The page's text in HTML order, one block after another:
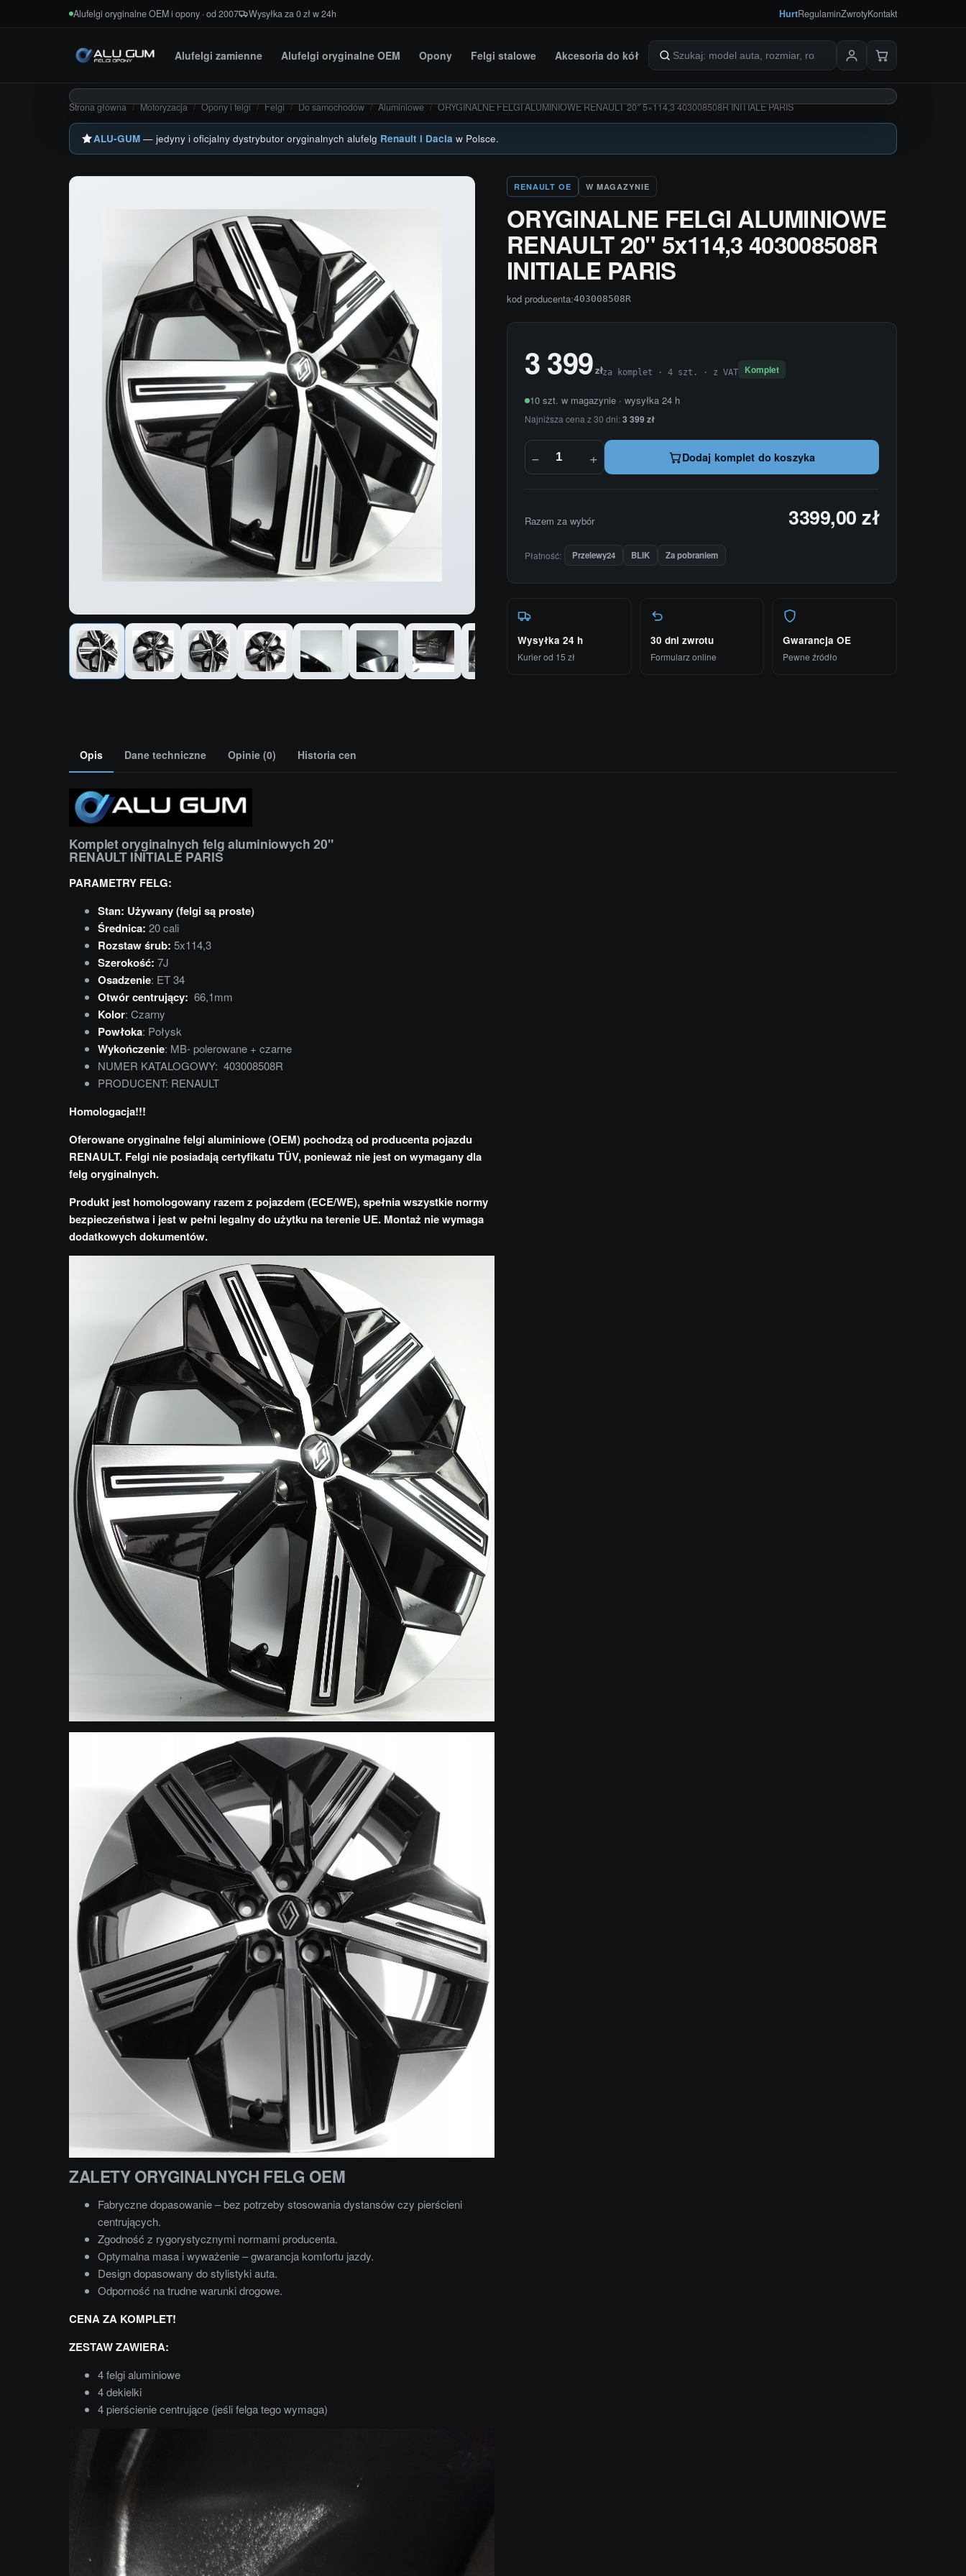
Przejdź do treściAlufelgi oryginalne OEM i opony · od 2007 Wysyłka za 0 zł w 24h HurtRegulaminZwrotyKontakt
Alufelgi zamienne Alufelgi oryginalne OEM Opony Felgi stalowe Akcesoria do kół Szukaj produktów
Strona główna / Motoryzacja / Opony i felgi / Felgi / Do samochodów / Aluminiowe / ORYGINALNE FELGI ALUMINIOWE RENAULT 20″ 5×114,3 403008508R INITIALE PARIS
ALU-GUM — jedyny i oficjalny dystrybutor oryginalnych alufelg Renault i Dacia w Polsce.
RENAULT OE W MAGAZYNIE
ORYGINALNE FELGI ALUMINIOWE
RENAULT 20" 5x114,3 403008508R
INITIALE PARIS
kod producenta:403008508R
3 399złza komplet · 4 szt. · z VAT Komplet
10 szt. w magazynie · wysyłka 24 h
Najniższa cena z 30 dni:3 399 zł
− + Dodaj komplet do koszyka
Razem za wybór 3399,00 zł
Płatność: Przelewy24 BLIK Za pobraniem
Wysyłka 24 h
Kurier od 15 zł
30 dni zwrotu
Formularz online
Gwarancja OE
Pewne źródło
Opis Dane techniczne Opinie (0) Historia cen
Komplet oryginalnych felg aluminiowych 20"
RENAULT INITIALE PARIS
PARAMETRY FELG:
Stan: Używany (felgi są proste)
Średnica: 20 cali
Rozstaw śrub: 5x114,3
Szerokość: 7J
Osadzenie: ET 34
Otwór centrujący: 66,1mm
Kolor: Czarny
Powłoka: Połysk
Wykończenie: MB- polerowane + czarne
NUMER KATALOGOWY: 403008508R
PRODUCENT: RENAULT
Homologacja!!!
Oferowane oryginalne felgi aluminiowe (OEM) pochodzą od producenta pojazdu
RENAULT. Felgi nie posiadają certyfikatu TÜV, ponieważ nie jest on wymagany dla
felg oryginalnych.
Produkt jest homologowany razem z pojazdem (ECE/WE), spełnia wszystkie normy
bezpieczeństwa i jest w pełni legalny do użytku na terenie UE. Montaż nie wymaga
dodatkowych dokumentów.
ZALETY ORYGINALNYCH FELG OEM
Fabryczne dopasowanie – bez potrzeby stosowania dystansów czy pierścieni
centrujących.
Zgodność z rygorystycznymi normami producenta.
Optymalna masa i wyważenie – gwarancja komfortu jazdy.
Design dopasowany do stylistyki auta.
Odporność na trudne warunki drogowe.
CENA ZA KOMPLET!
ZESTAW ZAWIERA:
4 felgi aluminiowe
4 dekielki
4 pierścienie centrujące (jeśli felga tego wymaga)